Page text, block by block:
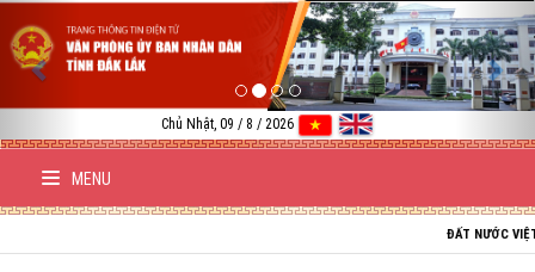
Chủ Nhật, 09 / 8 / 2026
MENU
ĐẤT NƯỚC VIỆT NAM